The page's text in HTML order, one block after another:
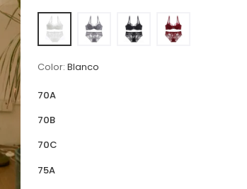
Color: Blanco
70A
70B
70C
75A